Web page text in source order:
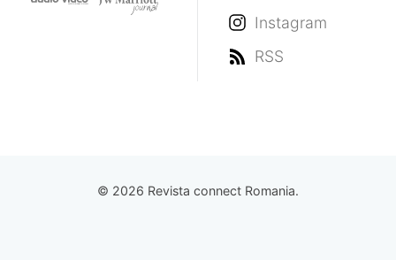
Instagram
RSS
© 2026 Revista connect Romania.